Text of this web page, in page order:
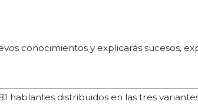
conocimientos y explicarás sucesos,
hablantes distribuidos en las tres